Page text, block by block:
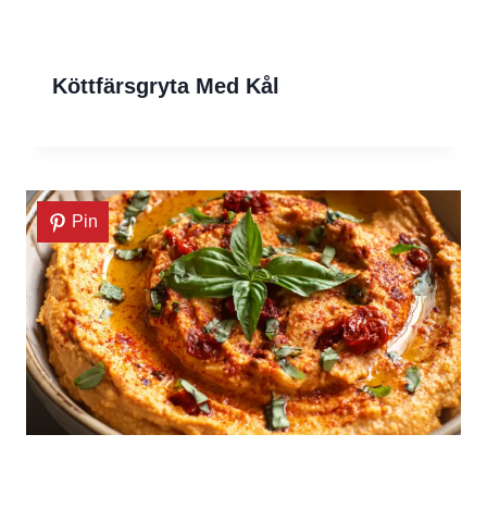
Köttfärsgryta Med Kål
Pin